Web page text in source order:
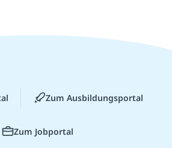
Zum Ausbildungsportal
Zum Jobportal